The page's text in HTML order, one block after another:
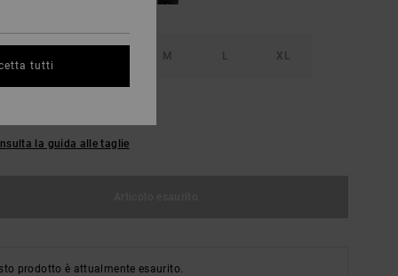
M L XL
la guida alle taglie
prodotto è attualmente esaurito.
tutti